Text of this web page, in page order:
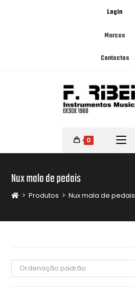
Login
Marcas
Contactos
0
Nux mala de pedais
> Produtos > Nux mala de pedais
Ordenação padrão